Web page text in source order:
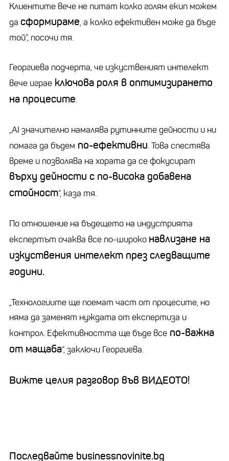
Клиентите вече не питат колко голям екип можем
да сформираме, а колко ефективен може да бъде
той“, посочи тя.
Георгиева подчерта, че изкуственият интелект
вече играе ключова роля в оптимизирането
на процесите.
„AI значително намалява рутинните дейности и ни
помага да бъдем по-ефективни. Това спестява
време и позволява на хората да се фокусират
върху дейности с по-висока добавена
стойност“, каза тя.
По отношение на бъдещето на индустрията
експертът очаква все по-широко навлизане на
изкуствения интелект през следващите
години.
„Технологиите ще поемат част от процесите, но
няма да заменят нуждата от експертиза и
контрол. Ефективността ще бъде все по-важна
от мащаба“, заключи Георгиева.
Вижте целия разговор във ВИДЕОТО!
Последвайте businessnovinite.bg